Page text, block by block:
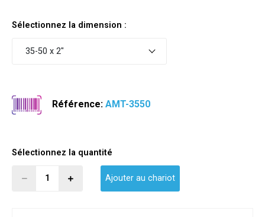
Sélectionnez la dimension :
35-50 x 2"
Référence:AMT-3550
Sélectionnez la quantité
Ajouter au chariot